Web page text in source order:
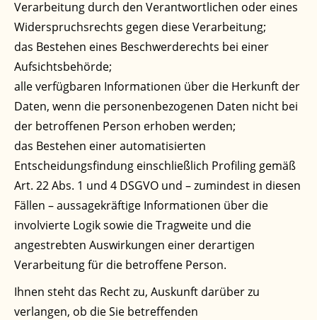
Verarbeitung durch den Verantwortlichen oder eines
Widerspruchsrechts gegen diese Verarbeitung;
das Bestehen eines Beschwerderechts bei einer
Aufsichtsbehörde;
alle verfügbaren Informationen über die Herkunft der
Daten, wenn die personenbezogenen Daten nicht bei
der betroffenen Person erhoben werden;
das Bestehen einer automatisierten
Entscheidungsfindung einschließlich Profiling gemäß
Art. 22 Abs. 1 und 4 DSGVO und – zumindest in diesen
Fällen – aussagekräftige Informationen über die
involvierte Logik sowie die Tragweite und die
angestrebten Auswirkungen einer derartigen
Verarbeitung für die betroffene Person.
Ihnen steht das Recht zu, Auskunft darüber zu
verlangen, ob die Sie betreffenden